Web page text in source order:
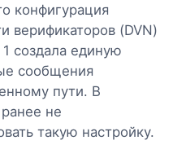
конфигурация
верификаторов (DVN)
создала единую
сообщения
пути. В
не
такую настройку.